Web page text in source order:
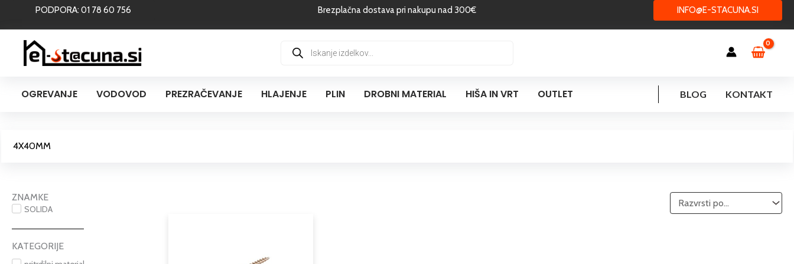
PODPORA: 01 78 60 756 Brezplačna dostava pri nakupu nad 300€ INFO@E-STACUNA.SI
search
OGREVANJE VODOVOD PREZRAČEVANJE HLAJENJE PLIN DROBNI MATERIAL HIŠA IN VRT OUTLET BLOG KONTAKT
4X40MM
ZNAMKE
SOLIDA
KATEGORIJE